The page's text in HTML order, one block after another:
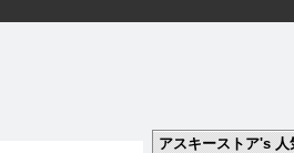
アスキーストア's